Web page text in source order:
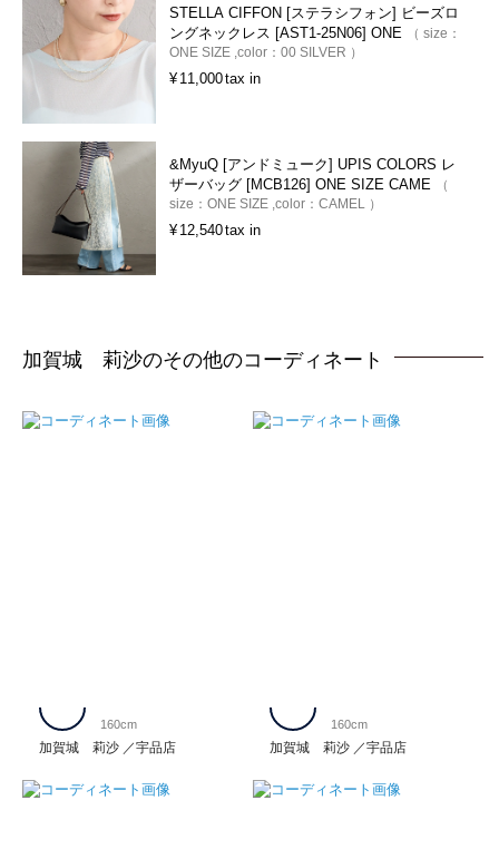
STELLA CIFFON [ステラシフォン] ビーズロ
ングネックレス [AST1-25N06] ONE
size：
ONE SIZE color： 00 SILVER
¥ 11,000tax in
&MyuQ [アンドミューク] UPIS COLORS レ
ザーバッグ [MCB126] ONE SIZE CAME
size： ONE SIZE color： CAMEL
¥ 12,540tax in
加賀城 莉沙のその他のコーディネート
加賀城 莉沙 宇品店
160cm
加賀城 莉沙 宇品店
160cm